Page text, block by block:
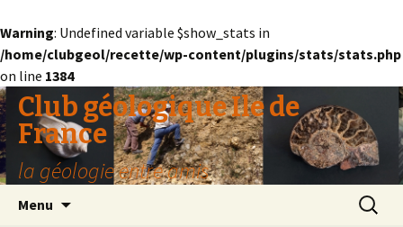
Warning: Undefined variable $show_stats in
/home/clubgeol/recette/wp-content/plugins/stats/stats.php
on line 1384
Club géologique Ile de
France
la géologie entre amis
Menu